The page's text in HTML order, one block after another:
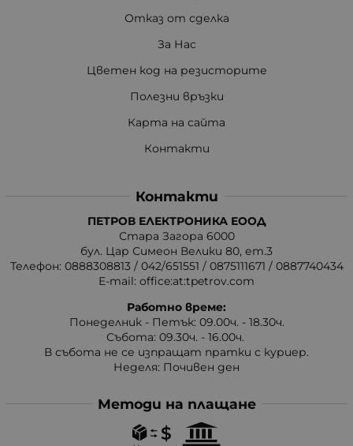
Отказ от сделка
За Нас
Цветен код на резисторите
Полезни връзки
Карта на сайта
Контакти
Контакти
ПЕТРОВ ЕЛЕКТРОНИКА ЕООД
Стара Загора 6000
бул. Цар Симеон Велики 80, ет.3
Телефон: 0888308813 / 042/651551 / 0875111671 / 0887740434
E-mail: office:at:tpetrov.com
Работно време:
Понеделник - Петък: 09.00ч. - 18.30ч.
Събота: 09.30ч. - 16.00ч.
В събота не се изпращат пратки с куриер.
Неделя: Почивен ден
Методи на плащане